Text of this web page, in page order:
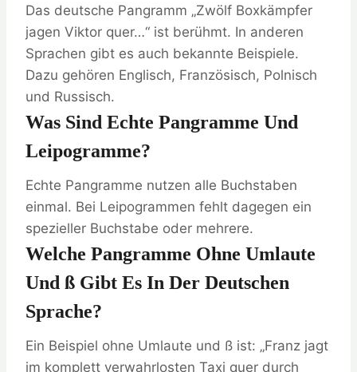
Das deutsche Pangramm „Zwölf Boxkämpfer
jagen Viktor quer…“ ist berühmt. In anderen
Sprachen gibt es auch bekannte Beispiele.
Dazu gehören Englisch, Französisch, Polnisch
und Russisch.
Was Sind Echte Pangramme Und
Leipogramme?
Echte Pangramme nutzen alle Buchstaben
einmal. Bei Leipogrammen fehlt dagegen ein
spezieller Buchstabe oder mehrere.
Welche Pangramme Ohne Umlaute
Und SS Gibt Es In Der Deutschen
Sprache?
Ein Beispiel ohne Umlaute und ß ist: „Franz jagt
im komplett verwahrlosten Taxi quer durch